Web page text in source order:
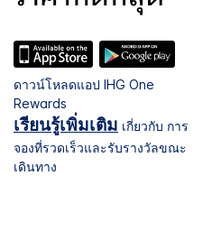
ดาวน์โหลดแอป IHG One
Rewards
เรียนรู้เพิ่มเติม เกี่ยวกับ การ
จองที่รวดเร็วและรับรางวัลขณะ
เดินทาง